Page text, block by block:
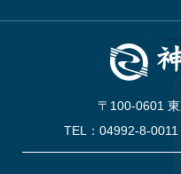
〒100-0601
TEL：04992-8-